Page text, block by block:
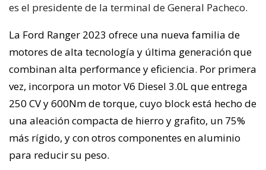
es el presidente de la terminal de General Pacheco.
La Ford Ranger 2023 ofrece una nueva familia de
motores de alta tecnología y última generación que
combinan alta performance y eficiencia. Por primera
vez, incorpora un motor V6 Diesel 3.0L que entrega
250 CV y 600Nm de torque, cuyo block está hecho de
una aleación compacta de hierro y grafito, un 75%
más rígido, y con otros componentes en aluminio
para reducir su peso.